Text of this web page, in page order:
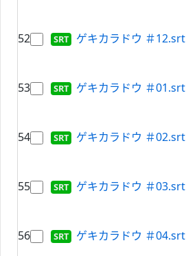
52 ゲキカラドウ ＃12.srt
53 ゲキカラドウ ＃01.srt
54 ゲキカラドウ ＃02.srt
55 ゲキカラドウ ＃03.srt
56 ゲキカラドウ ＃04.srt